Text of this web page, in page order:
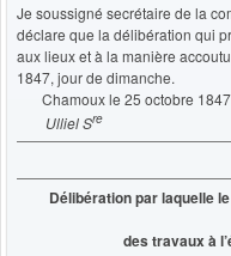
Je soussigné secrétaire de la
déclare que la délibération qui
aux lieux et à la manière
1847, jour de dimanche.
Chamoux le 25 octobre 1847
UllielSre
Délibération par laquelle
des travaux à